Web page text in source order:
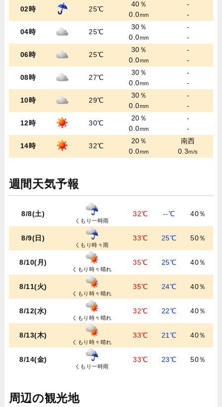
02時 25℃
40％
0.0mm
-
-
04時 25℃
30％
0.0mm
-
-
06時 25℃
30％
0.0mm
-
-
08時 27℃
30％
0.0mm
-
-
10時 29℃
30％
0.0mm
-
-
12時 30℃
20％
0.0mm
-
-
14時 32℃
20％
0.0mm
南西
0.3m/s
週間天気予報
8/8(土)
くもり一時雨
32℃ --℃ 40％
8/9(日)
くもり時々雨
33℃ 25℃ 50％
8/10(月)
くもり時々晴れ
35℃ 25℃ 40％
8/11(火)
くもり時々晴れ
35℃ 24℃ 40％
8/12(水)
くもり時々晴れ
32℃ 22℃ 40％
8/13(木)
くもり時々晴れ
33℃ 21℃ 40％
8/14(金)
くもり一時雨
33℃ 23℃ 50％
周辺の観光地